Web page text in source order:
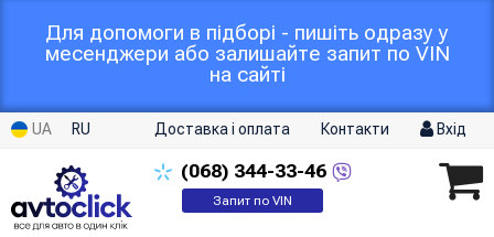
Для допомоги в підборі - пишіть одразу у
месенджери або залишайте запит по VIN
на сайті
UA RU Доставка і оплата Контакти Вхід
(068) 344-33-46
Запит по VIN